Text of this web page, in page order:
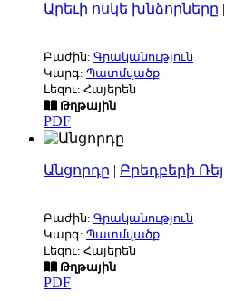
Արեւի ոսկե խնձորները |
Բաժին: Գրականություն
Կարգ: Պատմվածք
Լեզու: Հայերեն
Թղթային
PDF
Անցորդը | Բրեդբերի Ռեյ
Բաժին: Գրականություն
Կարգ: Պատմվածք
Լեզու: Հայերեն
Թղթային
PDF